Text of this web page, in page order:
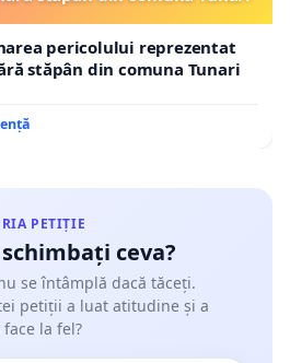
pericolului reprezentat
stăpân din comuna Tunari
PETIȚIE
ceva?
se întâmplă dacă tăceți.
petiții a luat atitudine și a
la fel?